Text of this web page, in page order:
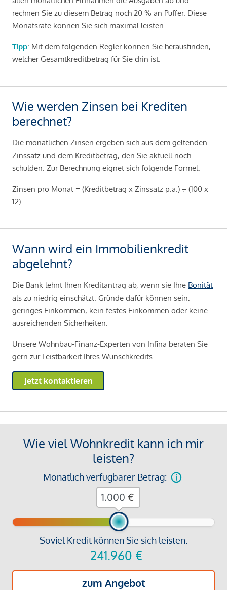
rechnen Sie zu diesem Betrag noch 20 % an Puffer. Diese
Monatsrate können Sie sich maximal leisten.
Tipp: Mit dem folgenden Regler können Sie herausfinden,
welcher Gesamtkreditbetrag für Sie drin ist.
Wie werden Zinsen bei Krediten
berechnet?
Die monatlichen Zinsen ergeben sich aus dem geltenden
Zinssatz und dem Kreditbetrag, den Sie aktuell noch
schulden. Zur Berechnung eignet sich folgende Formel:
Zinsen pro Monat = (Kreditbetrag x Zinssatz p.a.) ÷ (100 x
12)
Wann wird ein Immobilienkredit
abgelehnt?
Die Bank lehnt Ihren Kreditantrag ab, wenn sie Ihre Bonität
als zu niedrig einschätzt. Gründe dafür können sein:
geringes Einkommen, kein festes Einkommen oder keine
ausreichenden Sicherheiten.
Unsere Wohnbau-Finanz-Experten von Infina beraten Sie
gern zur Leistbarkeit Ihres Wunschkredits.
Jetzt kontaktieren
Wie viel Wohnkredit kann ich mir
leisten?
Monatlich verfügbarer Betrag:
Soviel Kredit können Sie sich leisten:
241.960 €
zum Angebot
€